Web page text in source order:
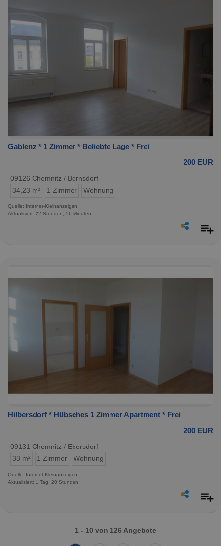
Gablenz * 1 Zimmer * Beliebte Lage * Frei
200 EUR
09126 Chemnitz / Bernsdorf
34,23 m²
1 Zimmer Wohnung
Quelle: Internet-Kleinanzeigen
Aktualisiert: 22 Stunden, 56 Minuten
Hilbersdorf * Hübsches 1 Zimmer Apartment * Frei
200 EUR
09131 Chemnitz / Ebersdorf
33 m²
1 Zimmer Wohnung
Quelle: Internet-Kleinanzeigen
Aktualisiert: 1 Tag, 20 Stunden
1 - 10 von 126 Angebote